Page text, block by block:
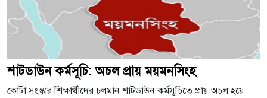
শাটডাউন কর্মসূচি: অচল প্রায় ময়মনসিংহ
কোটা সংস্কার শিক্ষার্থীদের চলমান শাটডাউন কর্মসূচিতে প্রায় অচল হয়ে